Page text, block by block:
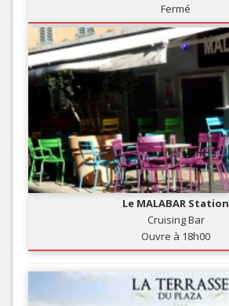
Fermé
Le MALABAR Station
Cruising Bar
Ouvre à 18h00